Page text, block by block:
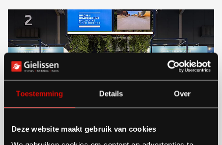
Toestemming Details Over
Deze website maakt gebruik van cookies